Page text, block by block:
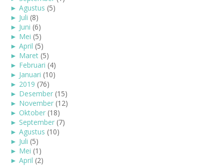
► Agustus (5)
► Juli (8)
► Juni (6)
► Mei (5)
► April (5)
► Maret (5)
► Februari (4)
► Januari (10)
► 2019 (76)
► Desember (15)
► November (12)
► Oktober (18)
► September (7)
► Agustus (10)
► Juli (5)
► Mei (1)
► April (2)